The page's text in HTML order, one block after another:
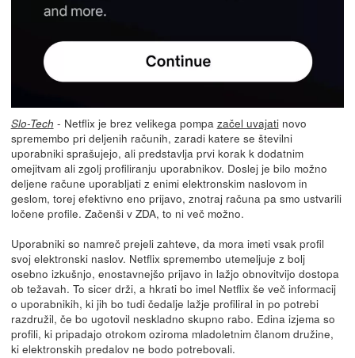
Slo-Tech - Netflix je brez velikega pompa začel uvajatinovo
spremembo pri deljenih računih, zaradi katere se številni
uporabniki sprašujejo, ali predstavlja prvi korak k dodatnim
omejitvam ali zgolj profiliranju uporabnikov. Doslej je bilo možno
deljene račune uporabljati z enimi elektronskim naslovom in
geslom, torej efektivno eno prijavo, znotraj računa pa smo ustvarili
ločene profile. Začenši v ZDA, to ni več možno.
Uporabniki so namreč prejeli zahteve, da mora imeti vsak profil
svoj elektronski naslov. Netflix spremembo utemeljuje z bolj
osebno izkušnjo, enostavnejšo prijavo in lažjo obnovitvijo dostopa
ob težavah. To sicer drži, a hkrati bo imel Netflix še več informacij
o uporabnikih, ki jih bo tudi čedalje lažje profiliral in po potrebi
razdružil, če bo ugotovil neskladno skupno rabo. Edina izjema so
profili, ki pripadajo otrokom oziroma mladoletnim članom družine,
ki elektronskih predalov ne bodo potrebovali.